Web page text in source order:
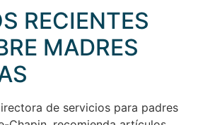
RECIENTES
MADRES
de servicios para padres